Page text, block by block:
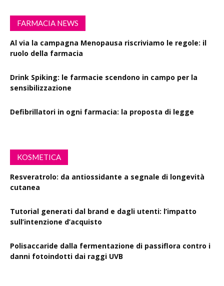
FARMACIA NEWS
Al via la campagna Menopausa riscriviamo le regole: il
ruolo della farmacia
Drink Spiking: le farmacie scendono in campo per la
sensibilizzazione
Defibrillatori in ogni farmacia: la proposta di legge
KOSMETICA
Resveratrolo: da antiossidante a segnale di longevità
cutanea
Tutorial generati dal brand e dagli utenti: l’impatto
sull’intenzione d’acquisto
Polisaccaride dalla fermentazione di passiflora contro i
danni fotoindotti dai raggi UVB